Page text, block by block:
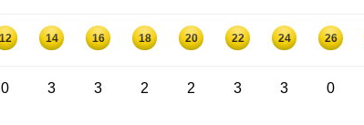
14 16 18 20 22 24 26
0 3 3 2 2 3 3 0